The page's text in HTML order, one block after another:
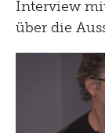
Interview
über die